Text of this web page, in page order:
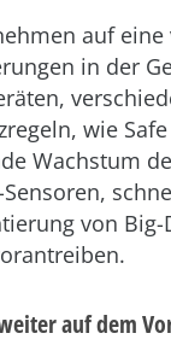
auf
in der
wie
Wachstum
von
auf dem